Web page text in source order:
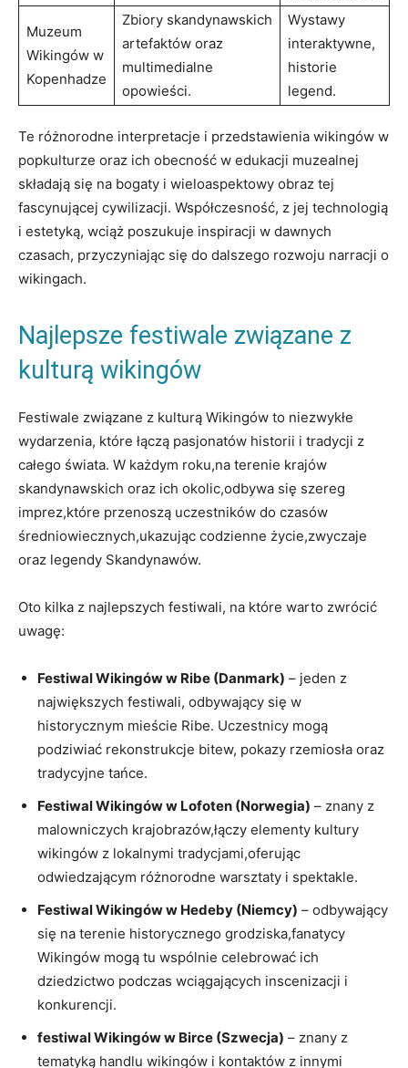
Muzeum
Wikingów w
Kopenhadze
Zbiory skandynawskich
artefaktów oraz
multimedialne
opowieści.
Wystawy
interaktywne,
historie
legend.
Te różnorodne interpretacje i przedstawienia wikingów w
popkulturze oraz ich obecność w edukacji muzealnej
składają się na bogaty i wieloaspektowy obraz tej
fascynującej cywilizacji. Współczesność, z jej technologią
i estetyką, wciąż poszukuje inspiracji w dawnych
czasach, przyczyniając się do dalszego rozwoju narracji o
wikingach.
Najlepsze festiwale związane z
kulturą wikingów
Festiwale związane z kulturą Wikingów to niezwykłe
wydarzenia, które łączą pasjonatów historii i tradycji z
całego świata. W każdym roku,na terenie krajów
skandynawskich oraz ich okolic,odbywa się szereg
imprez,które przenoszą uczestników do czasów
średniowiecznych,ukazując codzienne życie,zwyczaje
oraz legendy Skandynawów.
Oto kilka z najlepszych festiwali, na które warto zwrócić
uwagę:
Festiwal Wikingów w Ribe (Danmark) – jeden z
największych festiwali, odbywający się w
historycznym mieście Ribe. Uczestnicy mogą
podziwiać rekonstrukcje bitew, pokazy rzemiosła oraz
tradycyjne tańce.
Festiwal Wikingów w Lofoten (Norwegia) – znany z
malowniczych krajobrazów,łączy elementy kultury
wikingów z lokalnymi tradycjami,oferując
odwiedzającym różnorodne warsztaty i spektakle.
Festiwal Wikingów w Hedeby (Niemcy) – odbywający
się na terenie historycznego grodziska,fanatycy
Wikingów mogą tu wspólnie celebrować ich
dziedzictwo podczas wciągających inscenizacji i
konkurencji.
festiwal Wikingów w Birce (Szwecja) – znany z
tematyką handlu wikingów i kontaktów z innymi